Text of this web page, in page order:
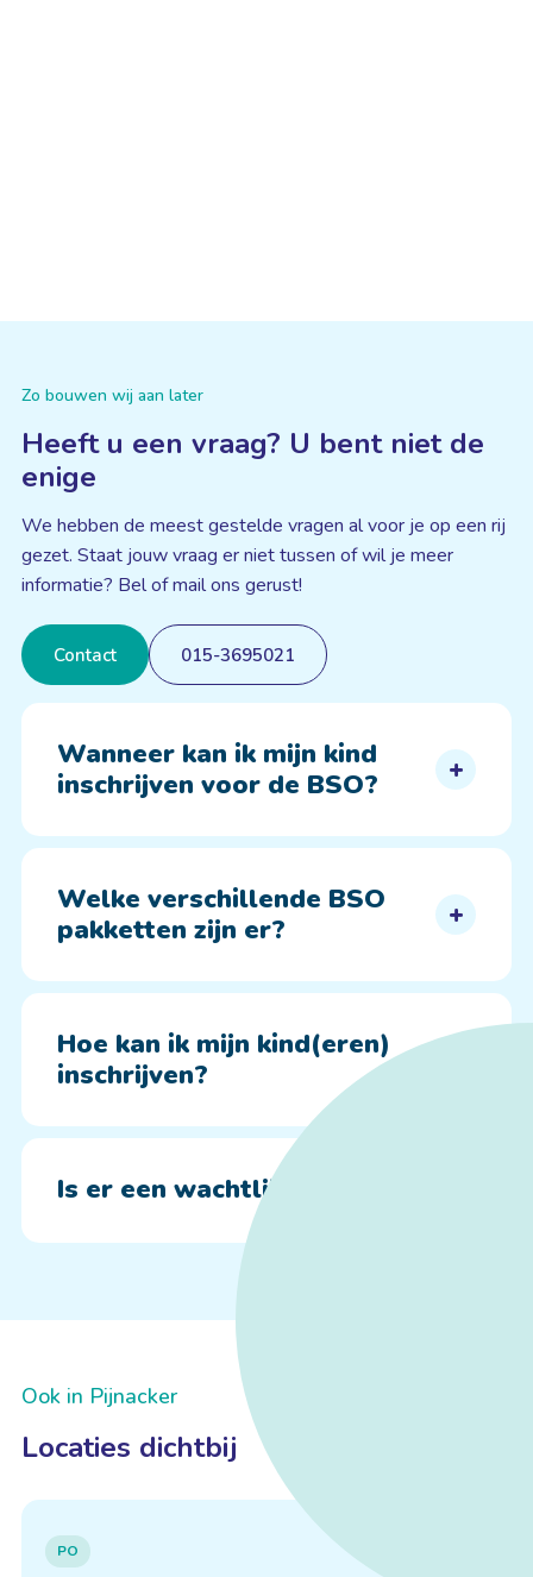
Zo bouwen wij aan later
Heeft u een vraag? U bent niet de
enige
We hebben de meest gestelde vragen al voor je op een rij
gezet. Staat jouw vraag er niet tussen of wil je meer
informatie? Bel of mail ons gerust!
Contact 015-3695021
Wanneer kan ik mijn kind
inschrijven voor de BSO?
Welke verschillende BSO
pakketten zijn er?
Hoe kan ik mijn kind(eren)
inschrijven?
Is er een wachtlijst?
Ook in Pijnacker
Locaties dichtbij
PO